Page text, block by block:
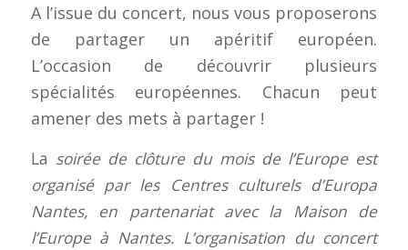
A l’issue du concert, nous vous proposerons
de partager un apéritif européen.
L’occasion de découvrir plusieurs
spécialités européennes. Chacun peut
amener des mets à partager !
La soirée de clôture du mois de l’Europe est
organisé par les Centres culturels d’Europa
Nantes, en partenariat avec la Maison de
l’Europe à Nantes. L’organisation du concert